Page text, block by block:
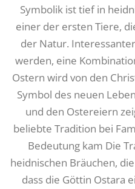
Symbolik ist tief in
einer der ersten Tiere,
der Natur.
werden, eine
Ostern wird von den
Symbol des neuen
und den Ostereiern
beliebte Tradition bei
Bedeutung kam Die
heidnischen Bräuchen,
dass die Göttin Ostara